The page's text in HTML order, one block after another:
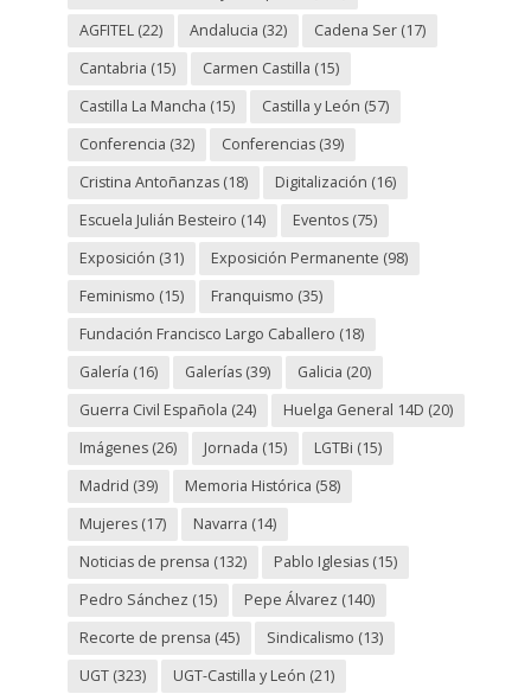
AGFITEL(22) Andalucia (32) Cadena Ser(17)
Cantabria (15) Carmen Castilla (15)
Castilla La Mancha (15) Castilla y León (57)
Conferencia (32) Conferencias(39)
Cristina Antoñanzas(18) Digitalización (16)
Escuela Julián Besteiro (14) Eventos(75)
Exposición (31) Exposición Permanente (98)
Feminismo (15) Franquismo (35)
Fundación Francisco Largo Caballero (18)
Galería (16) Galerías(39) Galicia (20)
Guerra Civil Española (24) Huelga General 14D (20)
Imágenes(26) Jornada (15) LGTBi (15)
Madrid (39) Memoria Histórica (58)
Mujeres(17) Navarra (14)
Noticias de prensa (132) Pablo Iglesias(15)
Pedro Sánchez (15) Pepe Álvarez (140)
Recorte de prensa (45) Sindicalismo (13)
UGT(323) UGT-Castilla y León (21)